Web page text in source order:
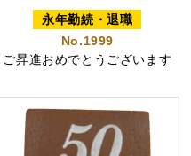
永年勤続・退職
No.1999
ご昇進おめでとうございます